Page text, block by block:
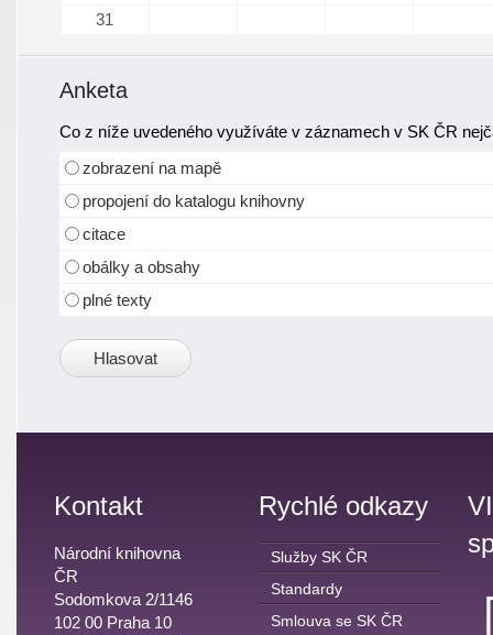
31
Anketa
Co z níže uvedeného využíváte v záznamech v SK ČR
zobrazení na mapě
propojení do katalogu knihovny
citace
obálky a obsahy
plné texty
Kontakt
Národní knihovna
ČR
Sodomkova 2/1146
102 00 Praha 10
Rychlé odkazy
Služby SK ČR
Standardy
Smlouva se SK ČR